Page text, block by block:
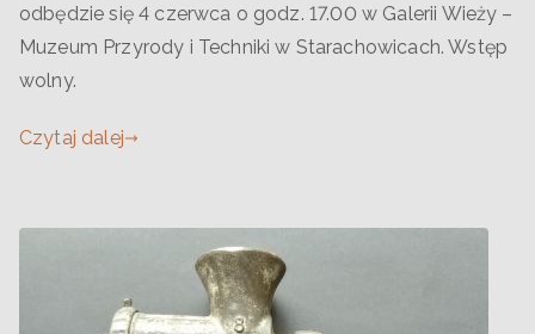
odbędzie się 4 czerwca o godz. 17.00 w Galerii Wieży –
Muzeum Przyrody i Techniki w Starachowicach. Wstęp
wolny.
Czytaj dalej